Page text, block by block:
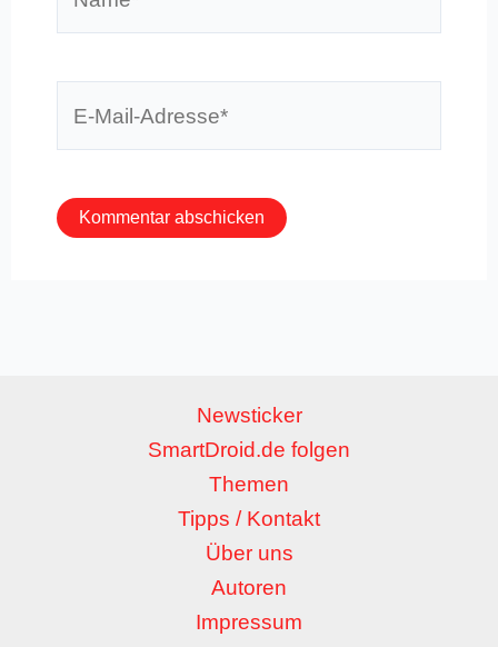
Newsticker
SmartDroid.de folgen
Themen
Tipps / Kontakt
Über uns
Autoren
Impressum